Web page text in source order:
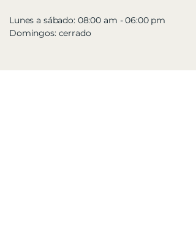
Lunes a sábado: 08:00 am - 06:00 pm
Domingos: cerrado